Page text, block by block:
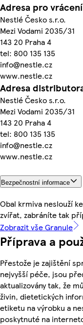
Adresa pro vrácení
Nestlé Česko s.r.o.
Mezi Vodami 2035/31
143 20 Praha 4
tel: 800 135 135
info@nestle.cz
www.nestle.cz
Adresa
Nestlé Česko s.r.o.
Mezi Vodami 2035/31
143 20 Praha 4
tel: 800 135 135
info@nestle.cz
www.nestle.cz
Bezpečnostní informace
Obal krmiva neslouží
zvířat, zabráníte tak
Zobrazit vše Granule
Příprava a
Přestože je zajištění
nejvyšší péče, jsou
aktualizovány tak, že
živin, dietetických
etiketu na výrobku a
poskytnuté na